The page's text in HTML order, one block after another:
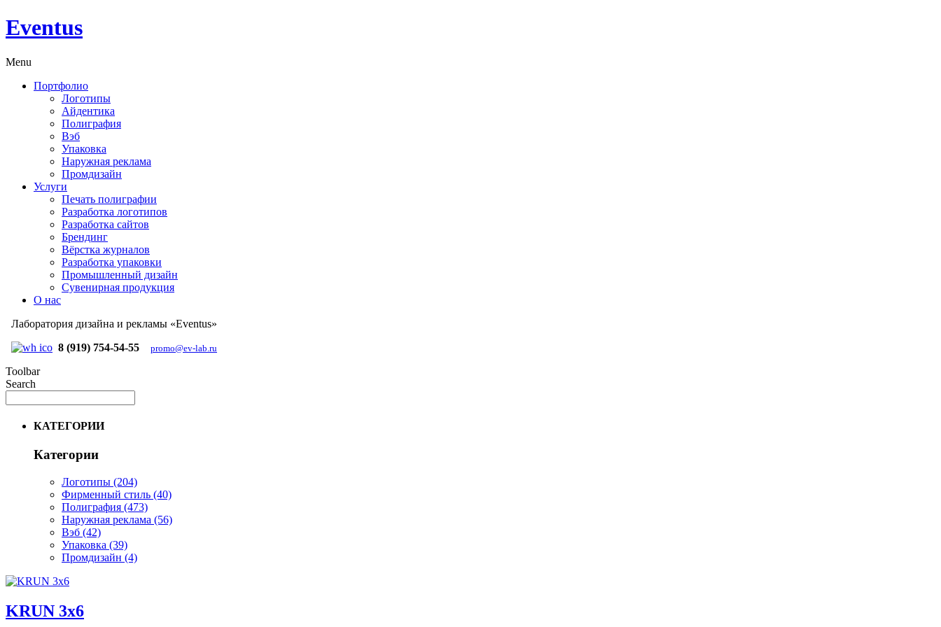
Eventus
Menu
Портфолио
Логотипы
Айдентика
Полиграфия
Вэб
Упаковка
Наружная реклама
Промдизайн
Услуги
Печать полиграфии
Разработка логотипов
Разработка сайтов
Брендинг
Вёрстка журналов
Разработка упаковки
Промышленный дизайн
Сувенирная продукция
О нас
Лаборатория дизайна и рекламы «Eventus»
8 (919) 754-54-55
promo@ev-lab.ru
Toolbar
Search
КАТЕГОРИИ
Категории
Логотипы (204)
Фирменный стиль (40)
Полиграфия (473)
Наружная реклама (56)
Вэб (42)
Упаковка (39)
Промдизайн (4)
KRUN 3x6